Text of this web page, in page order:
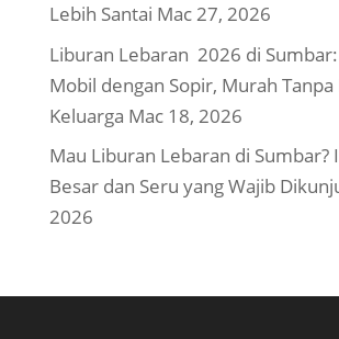
Lebih Santai Mac 27, 2026
Liburan Lebaran 2026 di Sumbar:
Mobil dengan Sopir, Murah
Keluarga Mac 18, 2026
Mau Liburan Lebaran di Sumbar?
Besar dan Seru yang Wajib
2026